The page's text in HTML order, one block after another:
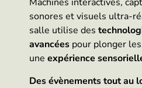
sonores et visuels ultra-
salle utilise des
avancées pour plonger
une expérience
Des évènements tout au